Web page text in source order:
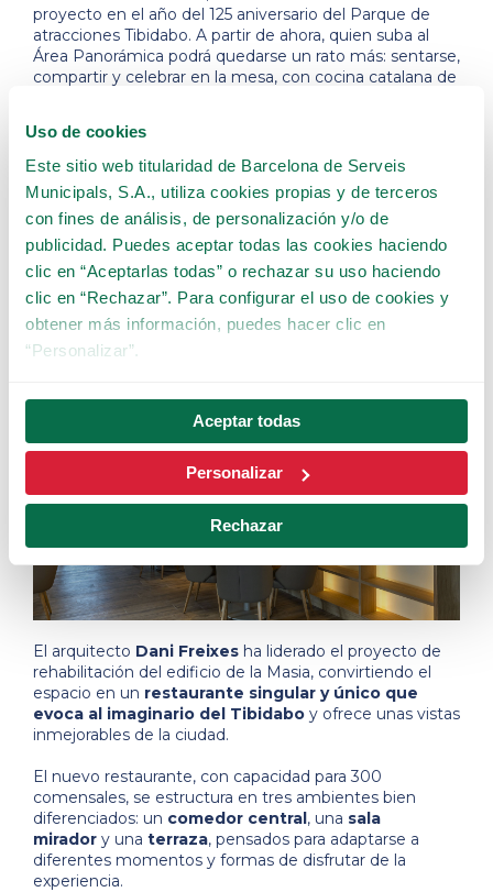
Uso de cookies
Este sitio web titularidad de Barcelona de Serveis
Municipals, S.A., utiliza cookies propias y de terceros
con fines de análisis, de personalización y/o de
publicidad. Puedes aceptar todas las cookies haciendo
clic en “Aceptarlas todas” o rechazar su uso haciendo
clic en “Rechazar”. Para configurar el uso de cookies y
obtener más información, puedes hacer clic en
“Personalizar”.
Aceptar todas
Personalizar
Rechazar
proyecto en el año del 125 aniversario del Parque de
atracciones Tibidabo. A partir de ahora, quien suba al
Área Panorámica podrá quedarse un rato más: sentarse,
compartir y celebrar en la mesa, con cocina catalana de
vive a través de la gastronomía.”
Interiorismo cálido,
materiales naturales, luz baja
y terraza abierta con las vistas
más impresionantes.
El arquitecto Dani Freixes ha liderado el proyecto de
rehabilitación del edificio de la Masia, convirtiendo el
espacio en un restaurante singular y único que
evoca al imaginario del Tibidabo y ofrece unas vistas
inmejorables de la ciudad.
El nuevo restaurante, con capacidad para 300
comensales, se estructura en tres ambientes bien
diferenciados: un comedor central, una sala
mirador y una terraza, pensados ​​para adaptarse a
diferentes momentos y formas de disfrutar de la
experiencia.